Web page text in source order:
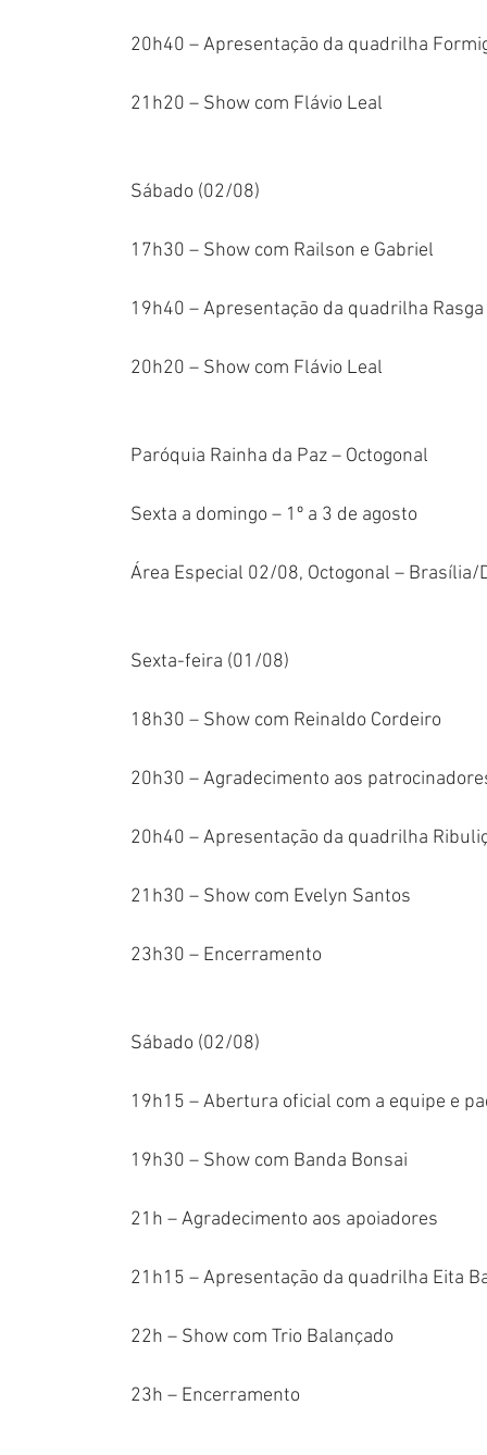
20h40 – Apresentação da quadrilha
21h20 – Show com Flávio Leal
Sábado (02/08)
17h30 – Show com Railson e Gabriel
19h40 – Apresentação da quadrilha Rasga
20h20 – Show com Flávio Leal
Paróquia Rainha da Paz – Octogonal
Sexta a domingo – 1º a 3 de agosto
Área Especial 02/08, Octogonal – Brasília/
Sexta-feira (01/08)
18h30 – Show com Reinaldo Cordeiro
20h30 – Agradecimento aos
20h40 – Apresentação da quadrilha
21h30 – Show com Evelyn Santos
23h30 – Encerramento
Sábado (02/08)
19h15 – Abertura oficial com a equipe e
19h30 – Show com Banda Bonsai
21h – Agradecimento aos apoiadores
21h15 – Apresentação da quadrilha Eita
22h – Show com Trio Balançado
23h – Encerramento